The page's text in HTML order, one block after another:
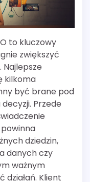
to kluczowy
zwiększyć
kilkoma
być brane pod
Przede
powinna
dziedzin,
danych czy
ważnym
Klient